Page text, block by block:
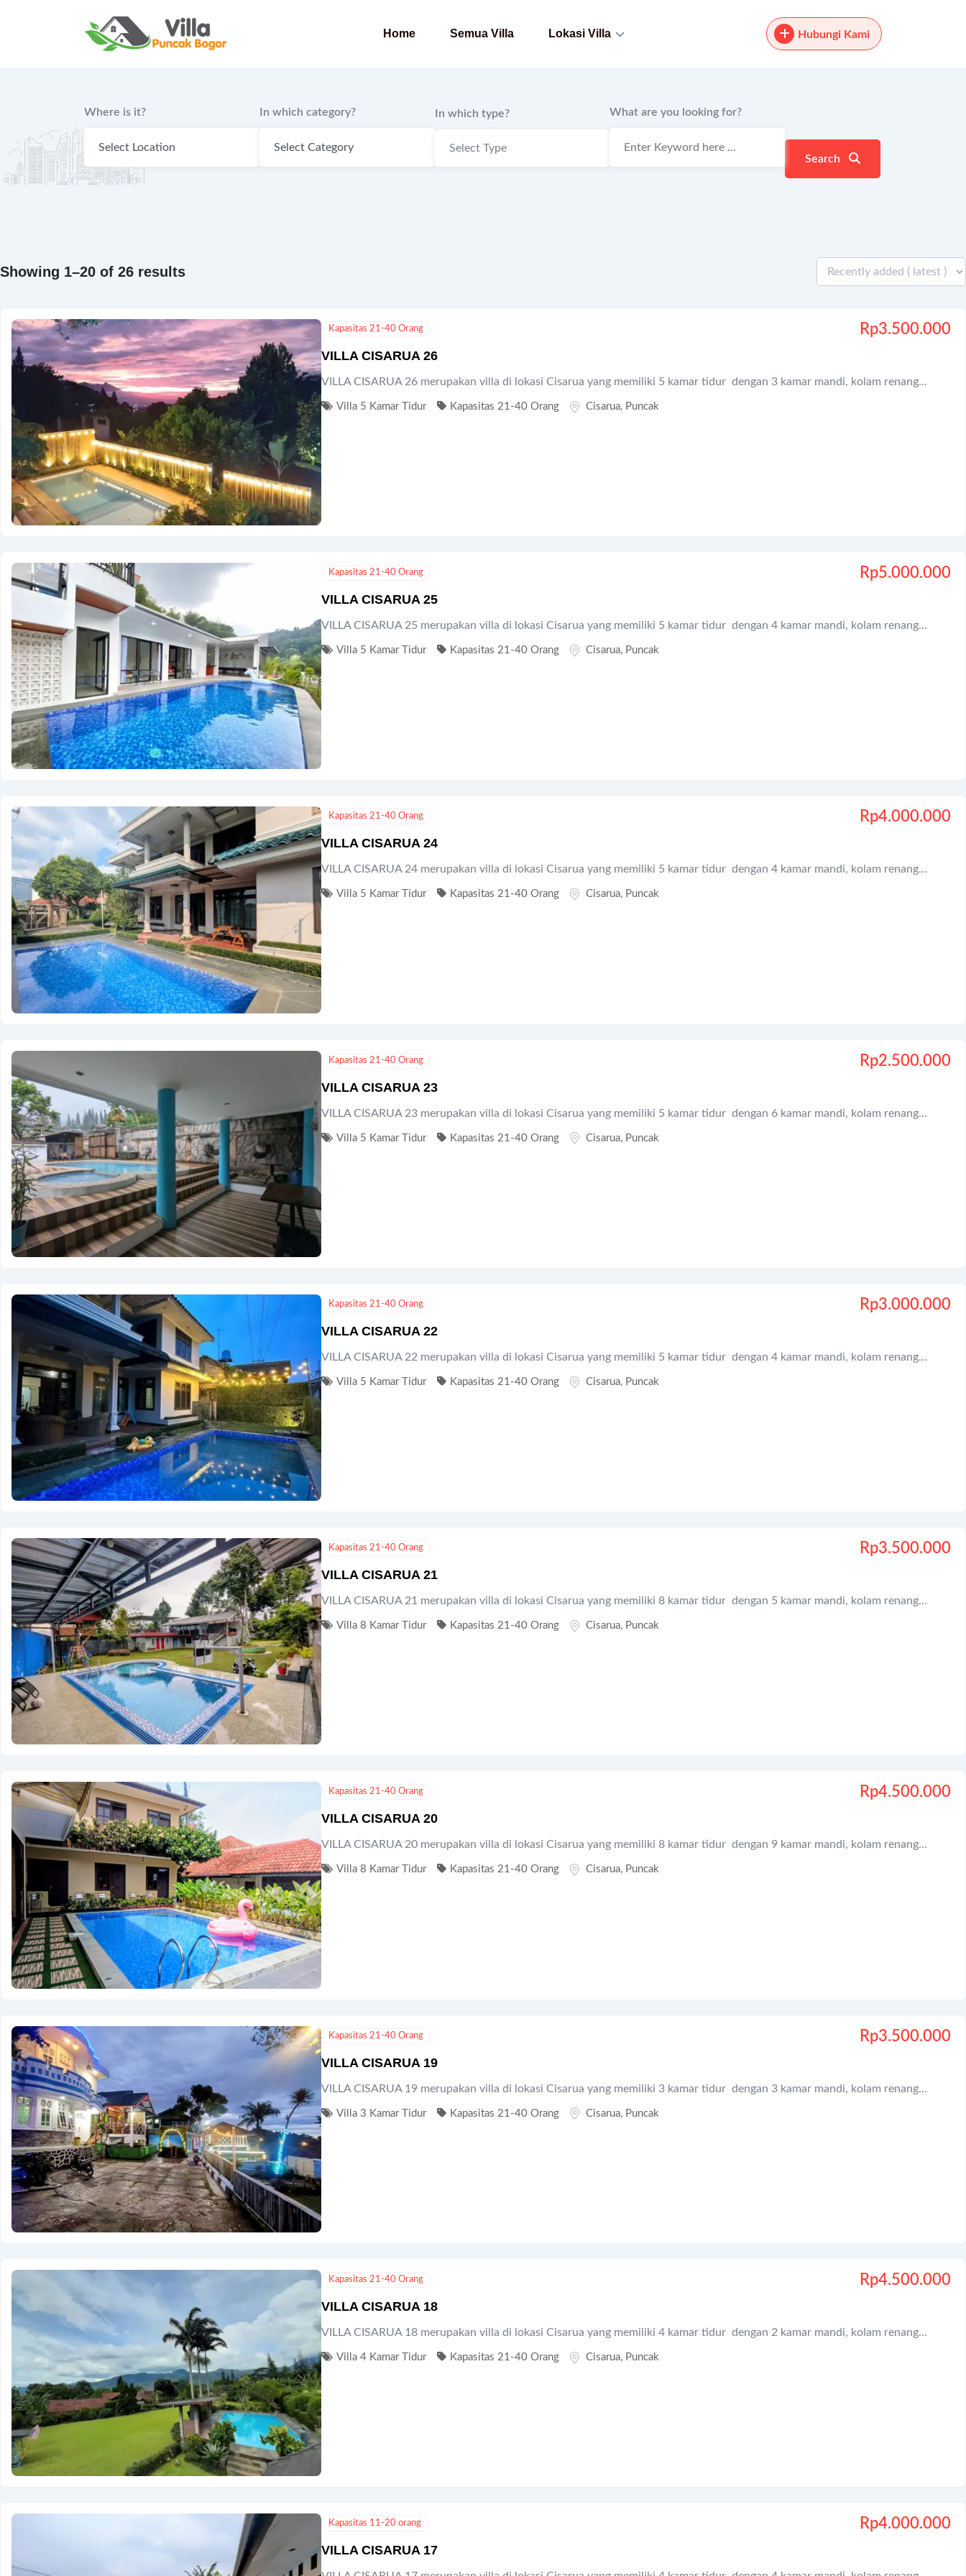
Home Semua Villa Lokasi Villa Hubungi Kami
Where is it? In which category? In which type?
Select Type
What are you looking for?
Search
Showing 1–20 of 26 results
Kapasitas 21-40 Orang Rp3.500.000
VILLA CISARUA 26
VILLA CISARUA 26 merupakan villa di lokasi Cisarua yang memiliki 5 kamar tidur dengan 3 kamar mandi, kolam renang...
Villa 5 Kamar Tidur Kapasitas 21-40 Orang Cisarua, Puncak
Kapasitas 21-40 Orang Rp5.000.000
VILLA CISARUA 25
VILLA CISARUA 25 merupakan villa di lokasi Cisarua yang memiliki 5 kamar tidur dengan 4 kamar mandi, kolam renang...
Villa 5 Kamar Tidur Kapasitas 21-40 Orang Cisarua, Puncak
Kapasitas 21-40 Orang Rp4.000.000
VILLA CISARUA 24
VILLA CISARUA 24 merupakan villa di lokasi Cisarua yang memiliki 5 kamar tidur dengan 4 kamar mandi, kolam renang...
Villa 5 Kamar Tidur Kapasitas 21-40 Orang Cisarua, Puncak
Kapasitas 21-40 Orang Rp2.500.000
VILLA CISARUA 23
VILLA CISARUA 23 merupakan villa di lokasi Cisarua yang memiliki 5 kamar tidur dengan 6 kamar mandi, kolam renang...
Villa 5 Kamar Tidur Kapasitas 21-40 Orang Cisarua, Puncak
Kapasitas 21-40 Orang Rp3.000.000
VILLA CISARUA 22
VILLA CISARUA 22 merupakan villa di lokasi Cisarua yang memiliki 5 kamar tidur dengan 4 kamar mandi, kolam renang...
Villa 5 Kamar Tidur Kapasitas 21-40 Orang Cisarua, Puncak
Kapasitas 21-40 Orang Rp3.500.000
VILLA CISARUA 21
VILLA CISARUA 21 merupakan villa di lokasi Cisarua yang memiliki 8 kamar tidur dengan 5 kamar mandi, kolam renang...
Villa 8 Kamar Tidur Kapasitas 21-40 Orang Cisarua, Puncak
Kapasitas 21-40 Orang Rp4.500.000
VILLA CISARUA 20
VILLA CISARUA 20 merupakan villa di lokasi Cisarua yang memiliki 8 kamar tidur dengan 9 kamar mandi, kolam renang...
Villa 8 Kamar Tidur Kapasitas 21-40 Orang Cisarua, Puncak
Kapasitas 21-40 Orang Rp3.500.000
VILLA CISARUA 19
VILLA CISARUA 19 merupakan villa di lokasi Cisarua yang memiliki 3 kamar tidur dengan 3 kamar mandi, kolam renang...
Villa 3 Kamar Tidur Kapasitas 21-40 Orang Cisarua, Puncak
Kapasitas 21-40 Orang Rp4.500.000
VILLA CISARUA 18
VILLA CISARUA 18 merupakan villa di lokasi Cisarua yang memiliki 4 kamar tidur dengan 2 kamar mandi, kolam renang...
Villa 4 Kamar Tidur Kapasitas 21-40 Orang Cisarua, Puncak
Kapasitas 11-20 orang Rp4.000.000
VILLA CISARUA 17